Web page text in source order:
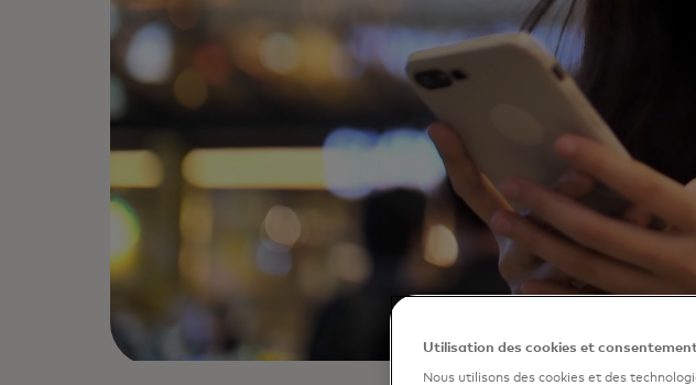
Utilisation des cookies et
Nous utilisons des cookies et des